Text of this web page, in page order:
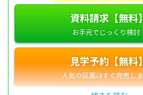
資料請求【無料】
見学予約【無料】